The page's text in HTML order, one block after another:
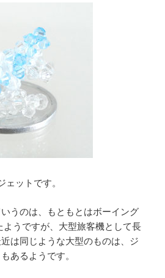
ェットです。
うのは、もともとはボーイング
ようですが、大型旅客機として長
は同じような大型のものは、ジ
あるようです。